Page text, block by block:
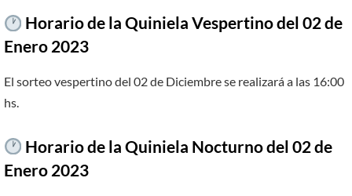
Horario de la Quiniela Vespertino del 02 de
Enero 2023
El sorteo vespertino del 02 de Diciembre se realizará a las 16:00
hs.
Horario de la Quiniela Nocturno del 02 de
Enero 2023